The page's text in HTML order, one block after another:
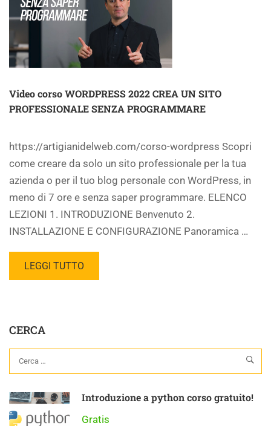
Video corso WORDPRESS 2022 CREA UN SITO
PROFESSIONALE SENZA PROGRAMMARE
https://artigianidelweb.com/corso-wordpress Scopri
come creare da solo un sito professionale per la tua
azienda o per il tuo blog personale con WordPress, in
meno di 7 ore e senza saper programmare. ELENCO
LEZIONI 1. INTRODUZIONE Benvenuto 2.
INSTALLAZIONE E CONFIGURAZIONE Panoramica …
LEGGI TUTTO
CERCA
Introduzione a python corso gratuito!
Gratis